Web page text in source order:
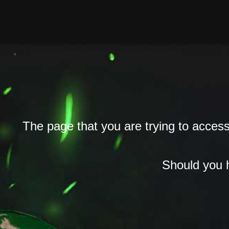
The page that you are trying to
Should you